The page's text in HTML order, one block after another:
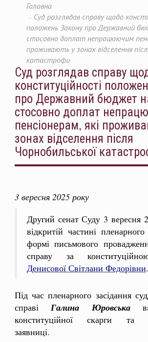
Головна
Суд розглядав справу щодо
положень Закону про Державний
стосовно доплат непрацюючим
проживають у зонах відселення
катастрофи
Суд розглядав справу
конституційності
про Державний бюджет
стосовно доплат
пенсіонерам, які
зонах відселення після
Чорнобильської
3 вересня 2025 року
Другий сенат Суду 3 вересня
відкритій частині
формі письмового
справу за
Денисової Світлани Федорівни.
Під час пленарного засідання
справі Галина Юровська
конституційної скарги та
заявниці.